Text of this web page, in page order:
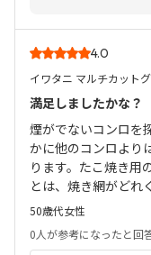
4.0
イワタニ マルチカット
満足しましたかな？
煙がでないコンロを
かに他のコンロより
ります。たこ焼き用
とは、焼き網がどれ
50歳代女性
0人が参考になったと回